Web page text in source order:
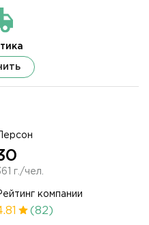
Персон
г./чел.
компании
(82)